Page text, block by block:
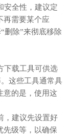
安全性，建议定
再需要某个应
删除”来彻底移除
下载工具可供选
这些工具通常具
意的是，使用这
，建议先设置好
先级等，以确保